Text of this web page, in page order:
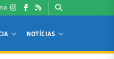
NOTÍCIAS